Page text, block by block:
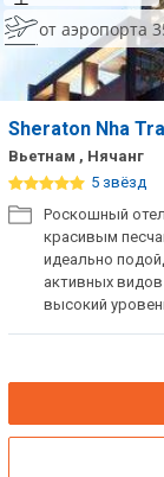
от аэропорта
Sheraton Nha
Вьетнам , Нячанг
5 звёзд
Роскошный
красивым
идеально
активных
высокий